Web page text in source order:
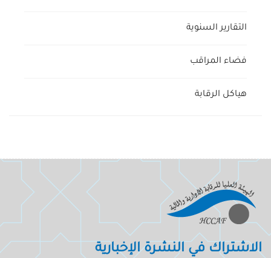
التقارير السنوية
فضاء المراقب
هياكل الرقابة
الاشتراك في النشرة الإخبارية